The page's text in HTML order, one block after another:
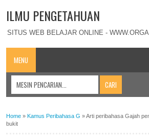
ILMU PENGETAHUAN
SITUS WEB BELAJAR ONLINE -
MENU
Home » Kamus Peribahasa G »Arti peribahasa Gajah
bukit